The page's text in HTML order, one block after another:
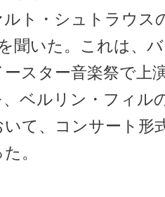
ルト・シュトラウス
聞いた。これは、
スター音楽祭で上
ベルリン・フィル
て、コンサート形
。